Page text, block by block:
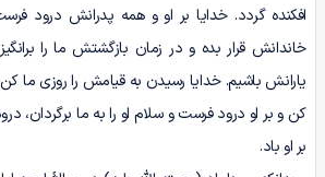
افکنده گردد. خدایا بر او و همه پدرانش درود
خاندانش قرار بده و در زمان بازگشتش ما را
یارانش باشیم. خدایا رسیدن به قیامش را روزی ما
کن و بر او درود فرست و سلام او را به ما برگردان،
بر او باد.